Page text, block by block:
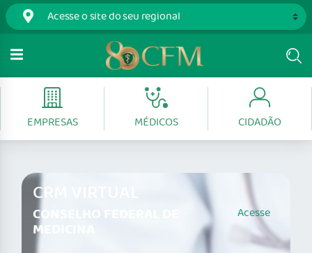
EMPRESAS MÉDICOS CIDADÃO
CRM VIRTUAL
CONSELHO FEDERAL DE
MEDICINA
Acesse